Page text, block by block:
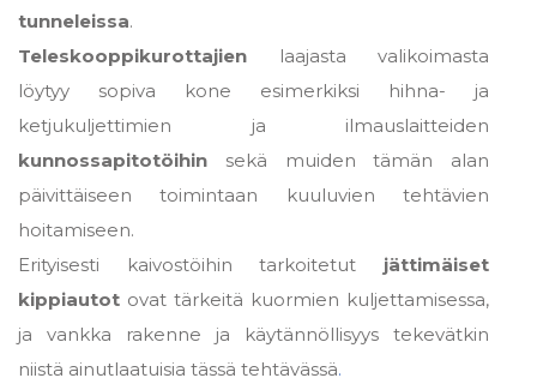
tunneleissa.
Teleskooppikurottajien laajasta valikoimasta
löytyy sopiva kone esimerkiksi hihna- ja
ketjukuljettimien ja ilmauslaitteiden
kunnossapitotöihin sekä muiden tämän alan
päivittäiseen toimintaan kuuluvien tehtävien
hoitamiseen.
Erityisesti kaivostöihin tarkoitetut jättimäiset
kippiautot ovat tärkeitä kuormien kuljettamisessa,
ja vankka rakenne ja käytännöllisyys tekevätkin
niistä ainutlaatuisia tässä tehtävässä.